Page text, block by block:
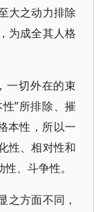
大之动力排除
为成全其人格
一切外在的束
”所排除、摧
本性，所以一
性、相对性和
、斗争性。
之方面不同，